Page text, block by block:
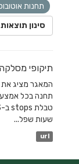
תחנות
סינון תוצאות
תיקופי מסלקה
המאגר מציג את
תחנה בכל
שעות שפל...
url